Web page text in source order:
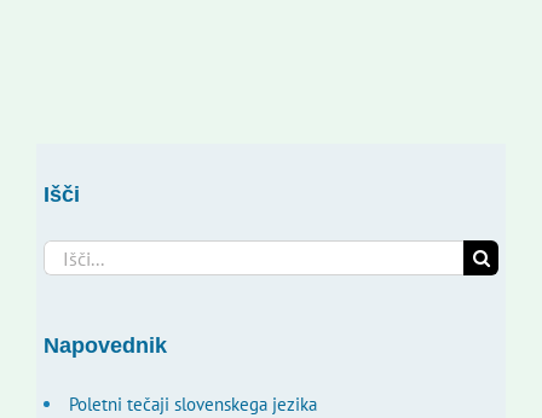
Išči
Search
for:
Napovednik
Poletni tečaji slovenskega jezika